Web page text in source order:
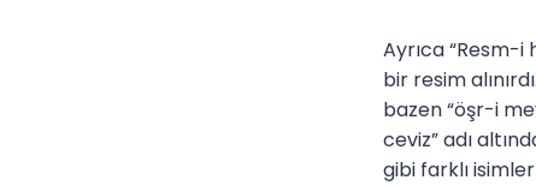
Ayrıca “Resm-i
bir resim
bazen “öşr-i
ceviz” adı
gibi farklı